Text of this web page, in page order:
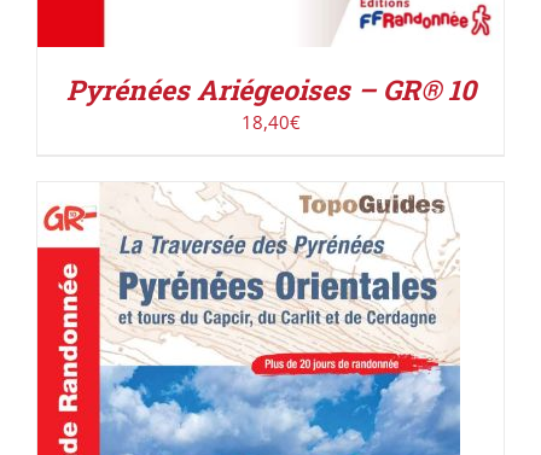
Pyrénées Ariégeoises – GR® 10
18,40€